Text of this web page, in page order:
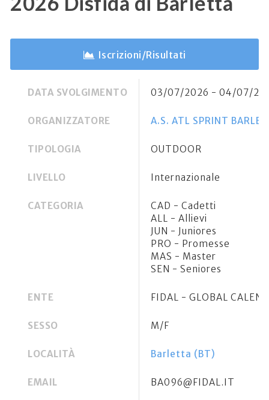
Iscrizioni/Risultati
DATA SVOLGIMENTO 03/07/2026 - 04/07/
ORGANIZZATORE A.S. ATL SPRINT
TIPOLOGIA OUTDOOR
LIVELLO Internazionale
CATEGORIA
CAD - Cadetti
ALL - Allievi
JUN - Juniores
PRO - Promesse
MAS - Master
SEN - Seniores
ENTE FIDAL - GLOBAL
SESSO M/F
LOCALITÀ Barletta (BT)
EMAIL BA096@FIDAL.IT